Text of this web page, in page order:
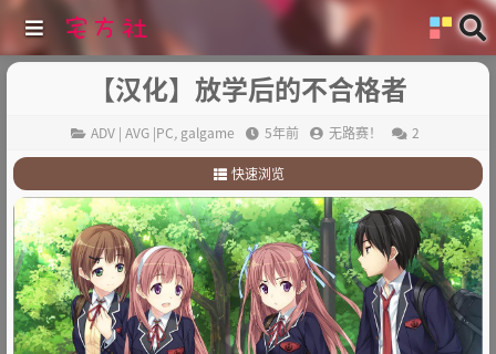
【汉化】放学后的不合格者
ADV | AVG |PC, galgame 5年前 无路赛！ 2
快速浏览
1.故事简介：
2.其他